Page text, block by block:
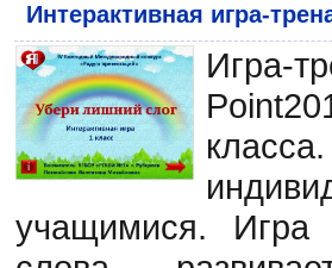
Интерактивная игра-
Игра-
учащимися. Игра